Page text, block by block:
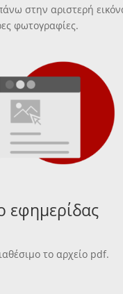
στην αριστερή
φωτογραφίες.
εφημερίδας
το αρχείο pdf.